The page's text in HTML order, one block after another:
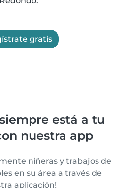
gratis
está a tu
nuestra app
niñeras y trabajos de
en su área a través de
aplicación!